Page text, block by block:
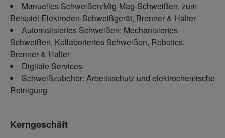
Manuelles Schweißen/Mig-Mag-Schweißen, zum
Beispiel Elektroden-Schweißgerät, Brenner & Halter
Automatisiertes Schweißen: Mechanisiertes
Schweißen, Kollaboriertes Schweißen, Robotics,
Brenner & Halter
Digitale Services
Schweißzubehör: Arbeitsschutz und elektrochemische
Reinigung
Kerngeschäft